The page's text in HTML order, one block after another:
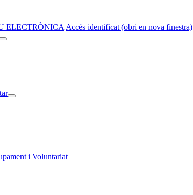
ELECTRÒNICA Accés identificat (obri en nova finestra)
i Voluntariat